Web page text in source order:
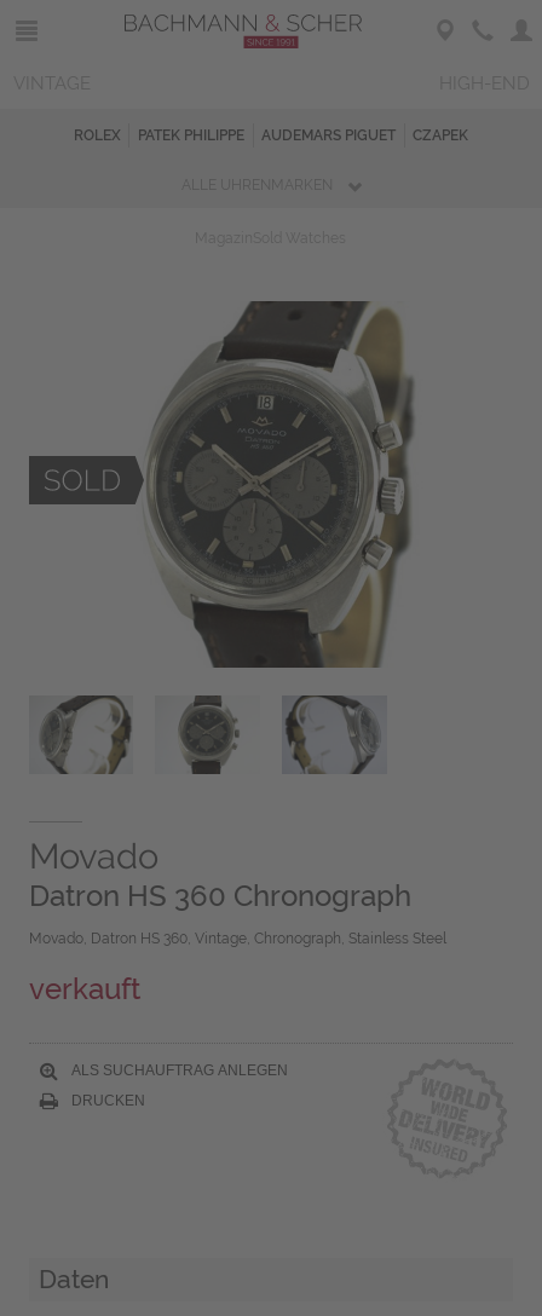
ROLEX PATEK PHILIPPE AUDEMARS PIGUET CZAPEK
Movado
Datron HS 360 Chronograph
Movado, Datron HS 360, Vintage, Chronograph, Stainless Steel
verkauft
ALS SUCHAUFTRAG ANLEGEN
DRUCKEN
Daten